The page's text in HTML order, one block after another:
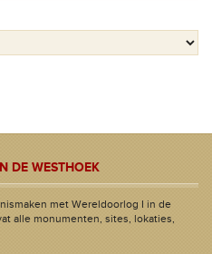
DE WESTHOEK
met Wereldoorlog I in de
alle monumenten, sites, lokaties,